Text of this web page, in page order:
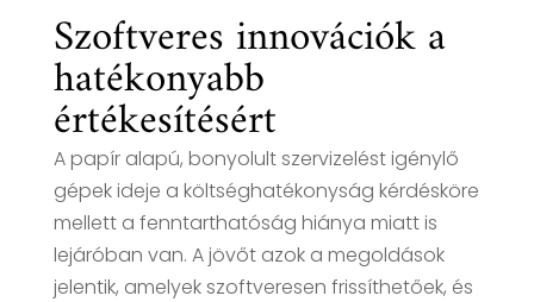
Szoftveres innovációk a
hatékonyabb
értékesítésért
A papír alapú, bonyolult szervizelést igénylő
gépek ideje a költséghatékonyság kérdésköre
mellett a fenntarthatóság hiánya miatt is
lejáróban van. A jövőt azok a megoldások
jelentik, amelyek szoftveresen frissíthetőek, és